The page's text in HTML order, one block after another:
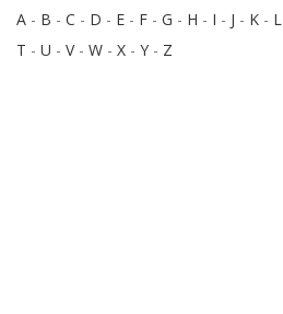
A - B - C - D - E - F - G - H - I - J - K - L
T - U - V- W - X - Y - Z